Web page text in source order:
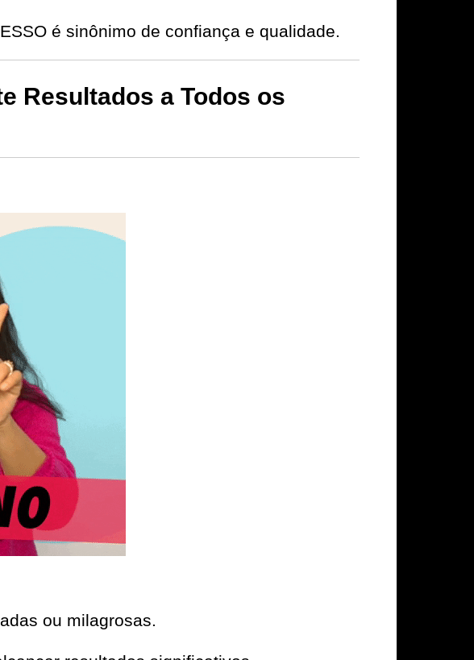
é sinônimo de confiança e qualidade.
Resultados a Todos os
ou milagrosas.